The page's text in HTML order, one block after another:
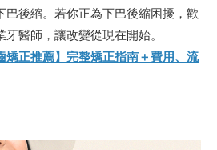
巴後縮。若你正為下巴後縮困擾，歡
牙醫師，讓改變從現在開始。
矯正推薦】完整矯正指南＋費用、流